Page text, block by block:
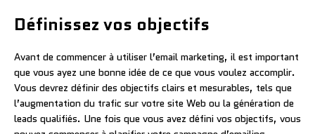
Définissez vos objectifs
Avant de commencer à utiliser l’email marketing, il est important
que vous ayez une bonne idée de ce que vous voulez accomplir.
Vous devrez définir des objectifs clairs et mesurables, tels que
l’augmentation du trafic sur votre site Web ou la génération de
leads qualifiés. Une fois que vous avez défini vos objectifs, vous